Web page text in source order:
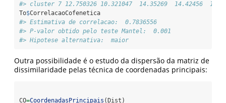
#> cluster 7 12.750326 10.321047  14.35269  14.42456
To$CorrelacaoCofenetica
#> Estimativa de correlacao:  0.7836556
#> P-valor obtido pelo teste Mantel:  0.001
#> Hipotese alternativa:  maior
Outra possibilidade é o estudo da dispersão da matriz de
dissimilaridade pelas técnica de coordenadas principais:
CO=CoordenadasPrincipais (Dist)